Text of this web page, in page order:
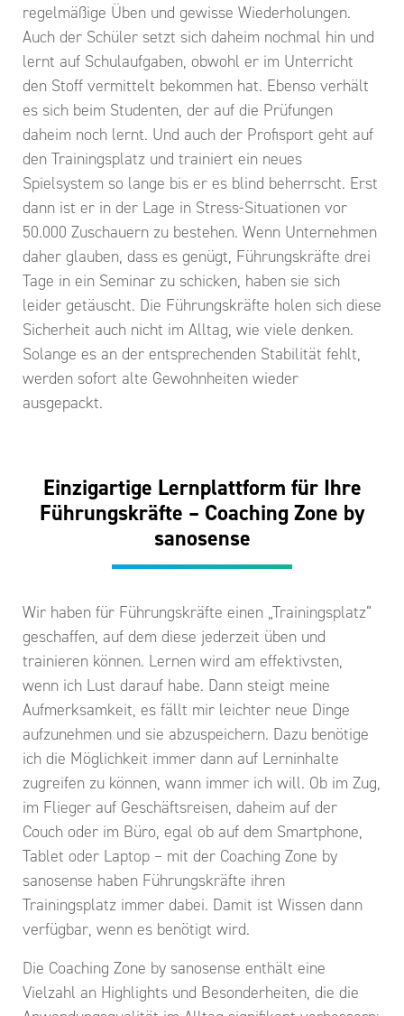
regelmäßige Üben und gewisse Wiederholungen.
Auch der Schüler setzt sich daheim nochmal hin und
lernt auf Schulaufgaben, obwohl er im Unterricht
den Stoff vermittelt bekommen hat. Ebenso verhält
es sich beim Studenten, der auf die Prüfungen
daheim noch lernt. Und auch der Profisport geht auf
den Trainingsplatz und trainiert ein neues
Spielsystem so lange bis er es blind beherrscht. Erst
dann ist er in der Lage in Stress-Situationen vor
50.000 Zuschauern zu bestehen. Wenn Unternehmen
daher glauben, dass es genügt, Führungskräfte drei
Tage in ein Seminar zu schicken, haben sie sich
leider getäuscht. Die Führungskräfte holen sich diese
Sicherheit auch nicht im Alltag, wie viele denken.
Solange es an der entsprechenden Stabilität fehlt,
werden sofort alte Gewohnheiten wieder
ausgepackt.
Einzigartige Lernplattform für Ihre
Führungskräfte – Coaching Zone by
sanosense
Wir haben für Führungskräfte einen „Trainingsplatz“
geschaffen, auf dem diese jederzeit üben und
trainieren können. Lernen wird am effektivsten,
wenn ich Lust darauf habe. Dann steigt meine
Aufmerksamkeit, es fällt mir leichter neue Dinge
aufzunehmen und sie abzuspeichern. Dazu benötige
ich die Möglichkeit immer dann auf Lerninhalte
zugreifen zu können, wann immer ich will. Ob im Zug,
im Flieger auf Geschäftsreisen, daheim auf der
Couch oder im Büro, egal ob auf dem Smartphone,
Tablet oder Laptop – mit der Coaching Zone by
sanosense haben Führungskräfte ihren
Trainingsplatz immer dabei. Damit ist Wissen dann
verfügbar, wenn es benötigt wird.
Die Coaching Zone by sanosense enthält eine
Vielzahl an Highlights und Besonderheiten, die die